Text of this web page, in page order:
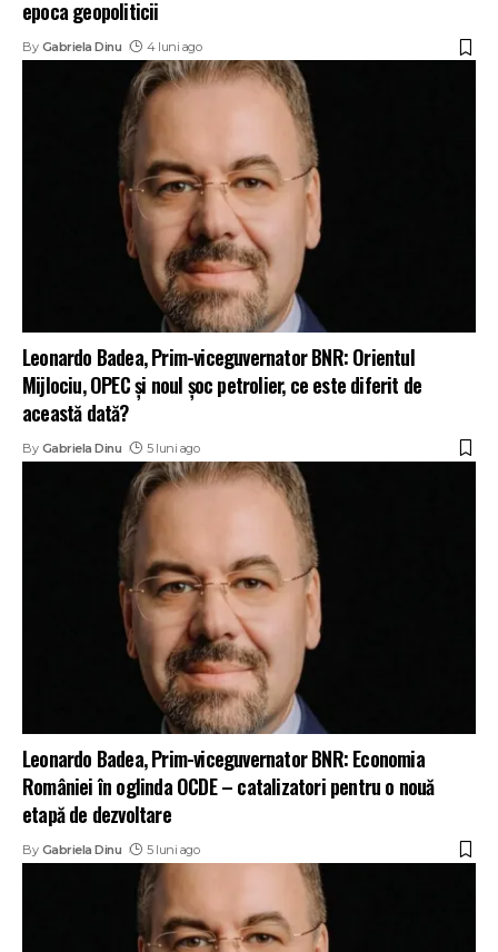
epoca geopoliticii
By Gabriela Dinu 4 luni ago
Leonardo Badea, Prim-viceguvernator BNR: Orientul
Mijlociu, OPEC și noul șoc petrolier, ce este diferit de
această dată?
By Gabriela Dinu 5 luni ago
Leonardo Badea, Prim-viceguvernator BNR: Economia
României în oglinda OCDE – catalizatori pentru o nouă
etapă de dezvoltare
By Gabriela Dinu 5 luni ago